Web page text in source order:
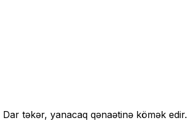
Dar təkər, yanacaq qənaətinə kömək edir.